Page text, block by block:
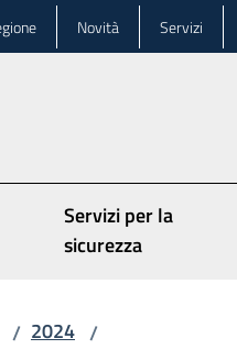
Novità Servizi
Servizi per la
sicurezza
/ 2024 /